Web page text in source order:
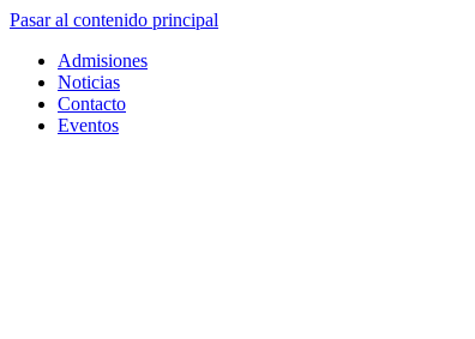
Pasar al contenido principal
Admisiones
Noticias
Contacto
Eventos